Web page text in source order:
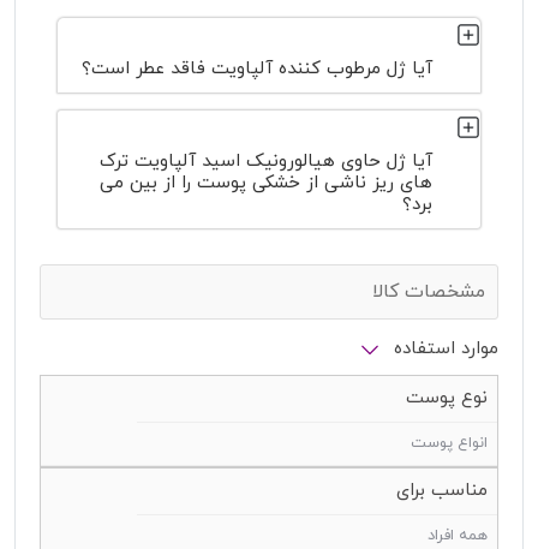
آیا ژل مرطوب کننده آلپاویت فاقد عطر است؟
آیا ژل حاوی هیالورونیک اسید آلپاویت ترک
های ریز ناشی از خشکی پوست را از بین می
برد؟
مشخصات کالا
موارد استفاده
نوع پوست
انواع پوست
مناسب برای
همه افراد